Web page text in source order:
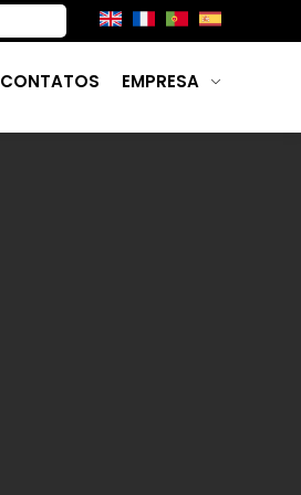
CONTATOS EMPRESA